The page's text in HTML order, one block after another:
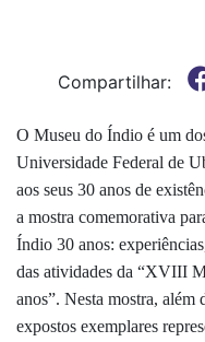
Compartilhar:
O Museu do Índio é um
Universidade Federal de
aos seus 30 anos de
a mostra comemorativa
Índio 30 anos:
das atividades da “XVIII
anos”. Nesta mostra, além
expostos exemplares